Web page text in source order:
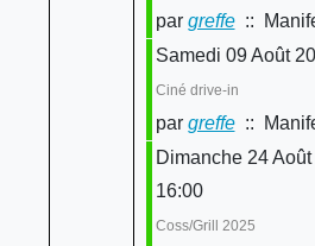
par greffe::
Samedi 09 Août
Ciné drive-in
par greffe::
Dimanche 24
16:00
Coss/Grill 2025